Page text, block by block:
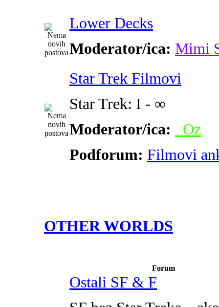
Lower Decks
Moderator/ica: Mimi
Star Trek Filmovi
Star Trek: I - ∞
Moderator/ica:
_Oz
Podforum: Filmovi
OTHER WORLDS
Forum
Ostali SF & F